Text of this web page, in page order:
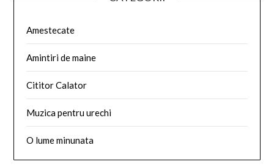
Amestecate
Amintiri de maine
Cititor Calator
Muzica pentru urechi
O lume minunata